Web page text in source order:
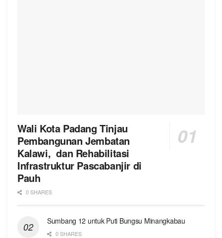
Wali Kota Padang Tinjau
Pembangunan Jembatan
Kalawi, dan Rehabilitasi
Infrastruktur Pascabanjir di
Pauh
0 SHARES
Sumbang 12 untuk Puti Bungsu Minangkabau
0 SHARES